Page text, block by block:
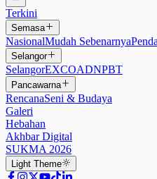
Terkini
Semasa
NasionalMudah Sebenarnya
Selangor
SelangorEXCOADNPBT
Pancawarna
RencanaSeni & Budaya
Galeri
Hebahan
Akhbar Digital
SUKMA 2026
Light Theme